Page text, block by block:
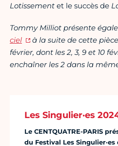
Lotissement et le succès de
Tommy Milliot présente
ciel
à la suite de cette
février, dont les 2, 3, 9 et 10
enchaîner les 2 dans la
Les Singulier·es
Le CENTQUATRE-PARIS
du Festival Les Singulier·es